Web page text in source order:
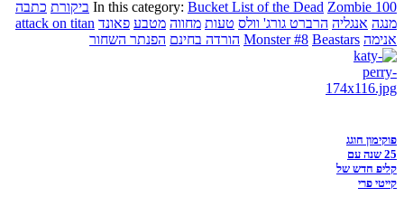
In this category: Bucket List of the Dead Zombie 100 ביקורת כתבה
מנגה אנגליה הרברט גורג' וולס טעות מחווה מטבע פאונד attack on titan
אנימה
Monster #8 Beastars הורדה בחינם הפנתר השחור
פוקימון חוגג
25 שנה עם
קליפ חדש של
קייטי פרי